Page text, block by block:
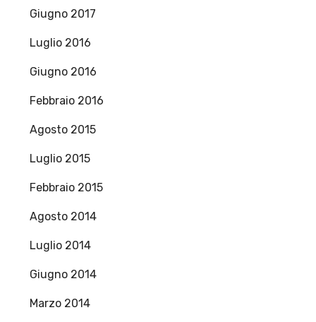
Giugno 2017
Luglio 2016
Giugno 2016
Febbraio 2016
Agosto 2015
Luglio 2015
Febbraio 2015
Agosto 2014
Luglio 2014
Giugno 2014
Marzo 2014